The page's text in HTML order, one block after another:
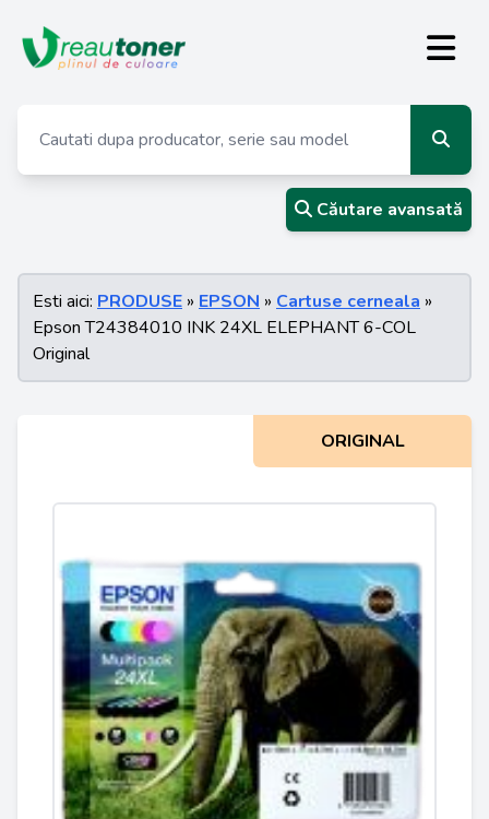
Căutare avansată
Esti aici: PRODUSE » EPSON » Cartuse cerneala »
Epson T24384010 INK 24XL ELEPHANT 6-COL
Original
ORIGINAL